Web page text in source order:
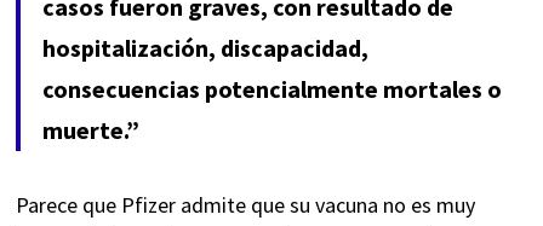
casos fueron graves, con resultado de
hospitalización, discapacidad,
consecuencias potencialmente mortales o
muerte.”
Parece que Pfizer admite que su vacuna no es muy